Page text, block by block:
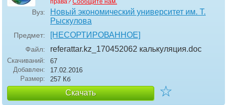
права? Сообщите нам.
Вуз:
Новый экономический университет им. Т.
Рыскулова
Предмет: [НЕСОРТИРОВАННОЕ]
Файл: referattar.kz_170452062 калькуляция.doc
Скачиваний:
67
Добавлен:
17.02.2016
Размер:
257 Кб
Скачать ☆